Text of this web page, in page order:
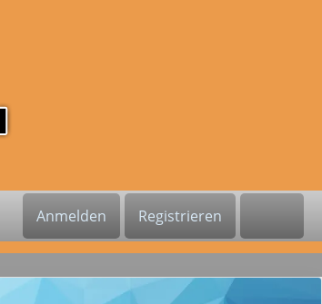
Anmelden Registrieren